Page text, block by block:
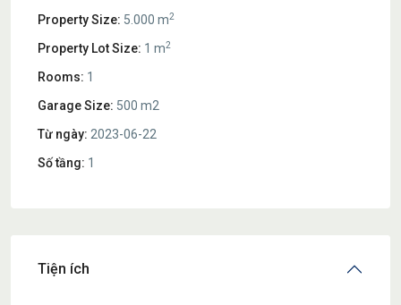
Property Size: 5.000 m2
Property Lot Size: 1 m2
Rooms: 1
Garage Size: 500 m2
Từ ngày: 2023-06-22
Số tầng: 1
Tiện ích